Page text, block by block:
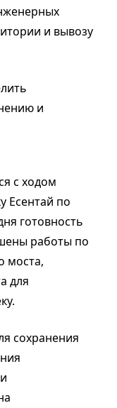
и вывозу
и
с ходом
Есентай по
готовность
работы по
моста,
для
сохранения